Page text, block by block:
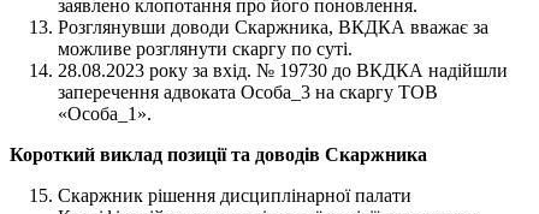
заявлено клопотання про його поновлення.
Розглянувши доводи Скаржника, ВКДКА вважає за
можливе розглянути скаргу по суті.
28.08.2023 року за вхід. № 19730 до ВКДКА надійшли
заперечення адвоката Особа_3 на скаргу ТОВ
«Особа_1».
Короткий виклад позиції та доводів Скаржника
Скаржник рішення дисциплінарної палати